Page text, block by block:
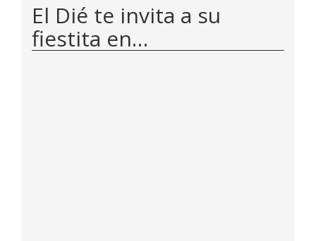
El Dié te invita a su
fiestita en…